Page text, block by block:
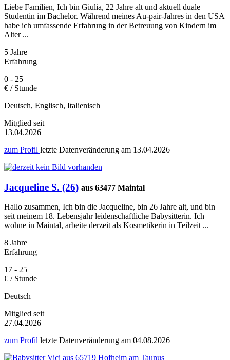
Liebe Familien, Ich bin Giulia, 22 Jahre alt und aktuell duale
Studentin im Bachelor. Während meines Au-pair-Jahres in den USA
habe ich umfassende Erfahrung in der Betreuung von Kindern im
Alter ...
5 Jahre
Erfahrung
0 - 25
€ / Stunde
Deutsch, Englisch, Italienisch
Mitglied seit
13.04.2026
zum Profil letzte Datenveränderung am 13.04.2026
Jacqueline S. (26) aus 63477 Maintal
Hallo zusammen, Ich bin die Jacqueline, bin 26 Jahre alt, und bin
seit meinem 18. Lebensjahr leidenschaftliche Babysitterin. Ich
wohne in Maintal, arbeite derzeit als Kosmetikerin in Teilzeit ...
8 Jahre
Erfahrung
17 - 25
€ / Stunde
Deutsch
Mitglied seit
27.04.2026
zum Profil letzte Datenveränderung am 04.08.2026